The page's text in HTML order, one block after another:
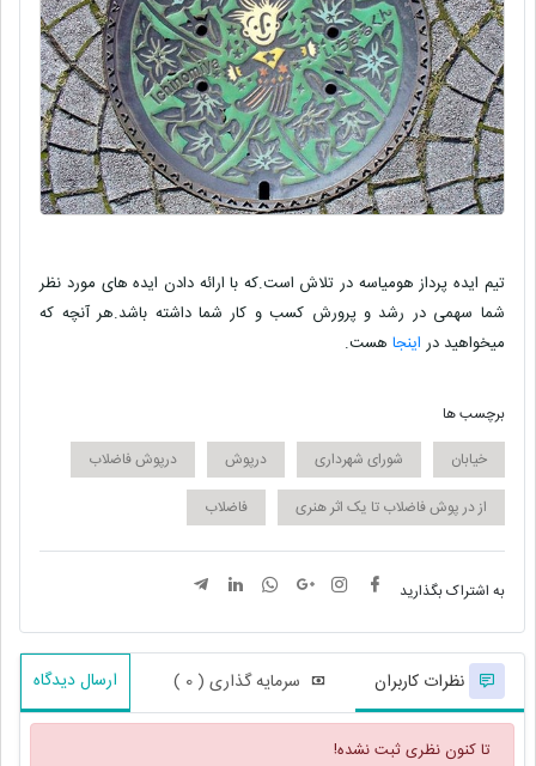
تیم ایده پرداز هومیاسه در تلاش است.که با ارائه دادن ایده های مورد نظر
شما سهمی در رشد و پرورش کسب و کارشما داشته باشد.هر آنچه که
میخواهید در اینجا هست.
برچسب ها
خیابان
شورای شهرداری درپوش
درپوش فاضلاب
از در پوش فاضلاب تا یک اثر هنری
فاضلاب
به اشتراک بگذارید
نظرات کاربران سرمایه گذاری ( 0 ) ارسال دیدگاه
تا کنون نظری ثبت نشده!